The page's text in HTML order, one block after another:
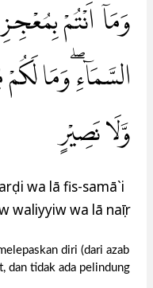
وَمَآ اَنْتُمْ
السَّمَاۤءِ ۖوَمَا
وَّلَا نَصِيْرٍ
wa lā fis-samā`i
waliyyiw wa lā naṣīr
diri (dari azab
dan tidak ada pelindung